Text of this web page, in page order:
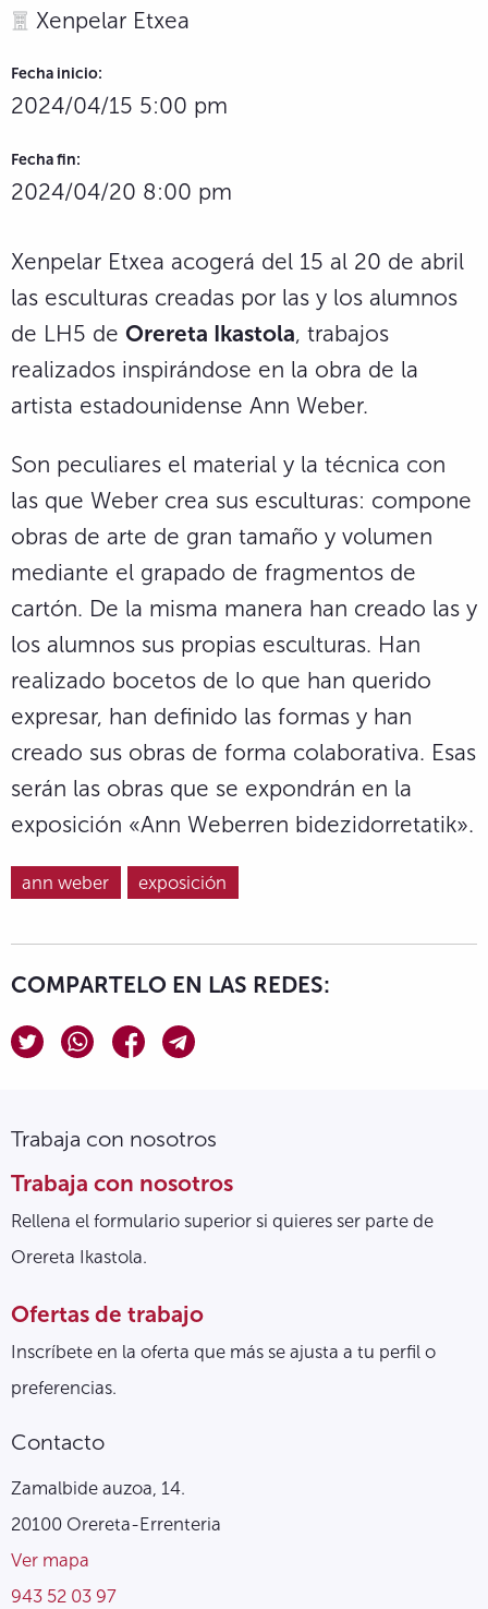
Xenpelar Etxea
Fecha inicio:
2024/04/15 5:00 pm
Fecha fin:
2024/04/20 8:00 pm
Xenpelar Etxea acogerá del 15 al 20 de abril
las esculturas creadas por las y los alumnos
de LH5 de Orereta Ikastola, trabajos
realizados inspirándose en la obra de la
artista estadounidense Ann Weber.
Son peculiares el material y la técnica con
las que Weber crea sus esculturas: compone
obras de arte de gran tamaño y volumen
mediante el grapado de fragmentos de
cartón. De la misma manera han creado las y
los alumnos sus propias esculturas. Han
realizado bocetos de lo que han querido
expresar, han definido las formas y han
creado sus obras de forma colaborativa. Esas
serán las obras que se expondrán en la
exposición «Ann Weberren bidezidorretatik».
ann weber exposición
COMPARTELO EN LAS REDES:
Trabaja con nosotros
Trabaja con nosotros
Rellena el formulario superior si quieres ser parte de
Orereta Ikastola.
Ofertas de trabajo
Inscríbete en la oferta que más se ajusta a tu perfil o
preferencias.
Contacto
Zamalbide auzoa, 14.
20100 Orereta-Errenteria
Ver mapa
943 52 03 97